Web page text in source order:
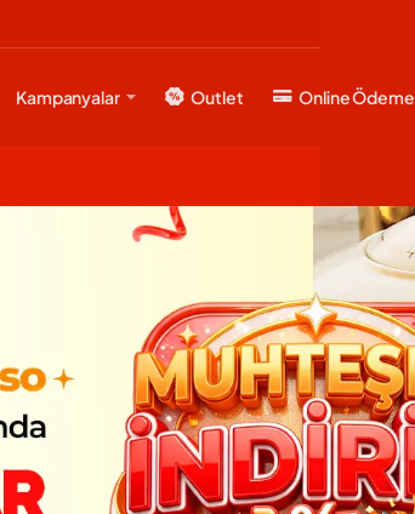
Kampanyalar Outlet Online Ödeme